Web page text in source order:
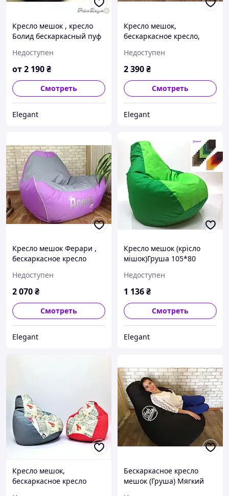
Кресло мешок , кресло
Болид бескаркасный пуф
мебель, ДОСТАВКА
Недоступен
от2 190₴
Смотреть
Elegant
Кресло мешок,
бескаркасное кресло,
ХХЛ, Производство
Недоступен
2 390₴
Смотреть
Elegant
Кресло мешок Ферари ,
бескаркасное кресло
бескаркасная мебель,
мебель Лофт
Недоступен
2 070₴
Смотреть
Elegant
Кресло мешок (крісло
мішок)Груша 105*80
Оксфорд
Недоступен
1 136₴
Смотреть
Elegant
Кресло мешок,
бескаркасное кресло
Бескаркасное кресло
мешок (Груша) Мягкий